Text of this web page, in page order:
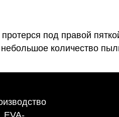
под правой
количество